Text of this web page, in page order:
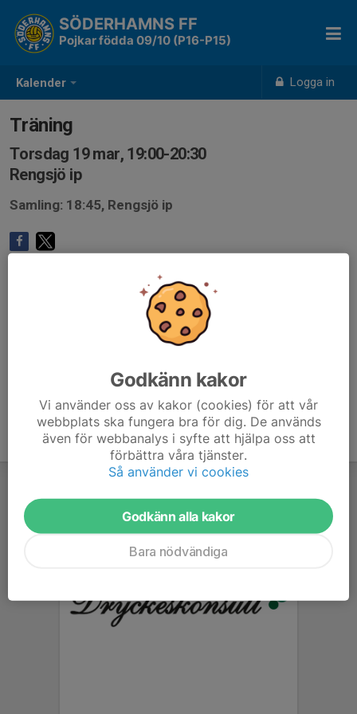
Kalender Logga in
SÖDERHAMNS FF
Pojkar födda 09/10 (P16-P15)
Träning
Torsdag 19 mar, 19:00-20:30
Rengsjö ip
Samling: 18:45, Rengsjö ip
Godkänn kakor
Vi använder oss av kakor (cookies) för att vår
webbplats ska fungera bra för dig. De används
även för webbanalys i syfte att hjälpa oss att
förbättra våra tjänster.
Så använder vi cookies
Godkänn alla kakor
Bara nödvändiga